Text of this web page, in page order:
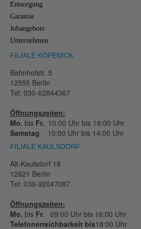
Entsorgung
Garantie
Jobangebote
Unternehmen
FILIALE KÖPENICK
Bahnhofstr. 5
12555 Berlin
Tel: 030-62844367
Öffnungszeiten:
Mo. bis Fr. 10:00 Uhr bis 18:00 Uhr
Samstag 10:00 Uhr bis 14:00 Uhr
FILIALE KAULSDORF
Alt-Kaulsdorf 18
12621 Berlin
Tel: 030-92047087
Öffnungszeiten:
Mo. bis Fr.
09:00 Uhr bis 16:00 Uhr
Telefonerreichbarkeit bis18:00 Uhr